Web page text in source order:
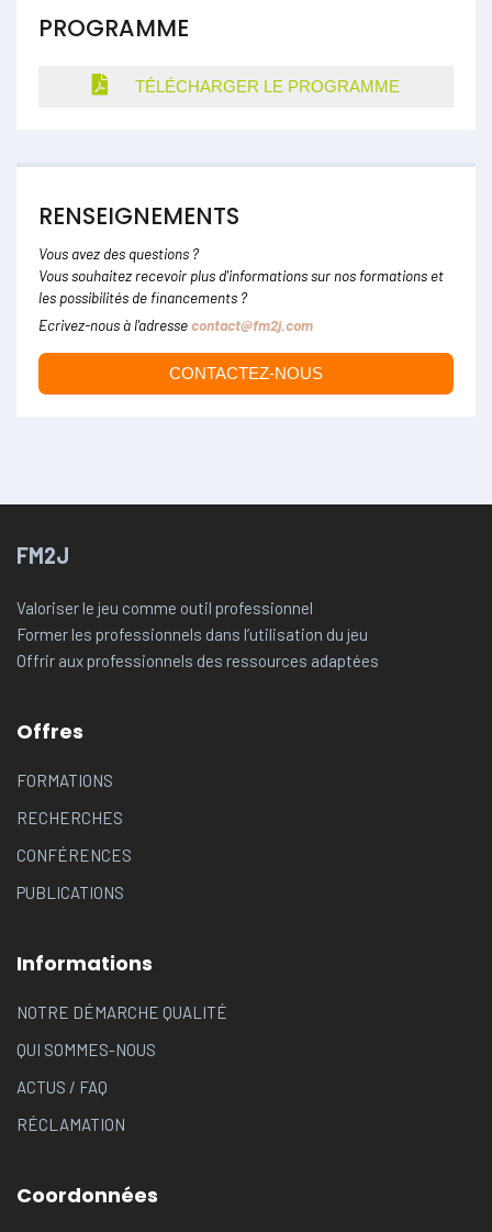
PROGRAMME
TÉLÉCHARGER LE PROGRAMME
RENSEIGNEMENTS
Vous avez des questions ?
Vous souhaitez recevoir plus d'informations sur nos formations et
les possibilités de financements ?
Ecrivez-nous à l'adressecontact@fm2j.com
CONTACTEZ-NOUS
FM2J
Valoriser le jeu comme outil professionnel
Former les professionnels dans l’utilisation du jeu
Offrir aux professionnels des ressources adaptées
Offres
FORMATIONS
RECHERCHES
CONFÉRENCES
PUBLICATIONS
Informations
NOTRE DÉMARCHE QUALITÉ
QUI SOMMES-NOUS
ACTUS / FAQ
RÉCLAMATION
Coordonnées